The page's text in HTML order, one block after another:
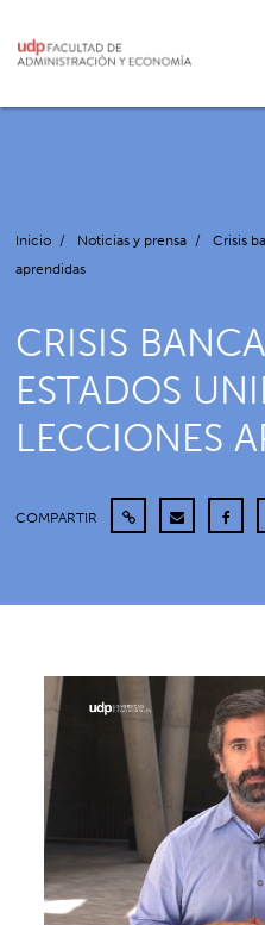
Inicio / Noticias y prensa /
Crisis
aprendidas
CRISIS
ESTADOS
LECCIONES
COMPARTIR